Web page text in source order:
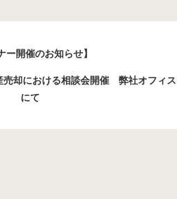
ー開催のお知らせ】
却における相談会開催 弊社オフィス
にて